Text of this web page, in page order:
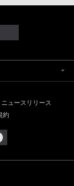
ニュースリリース
約